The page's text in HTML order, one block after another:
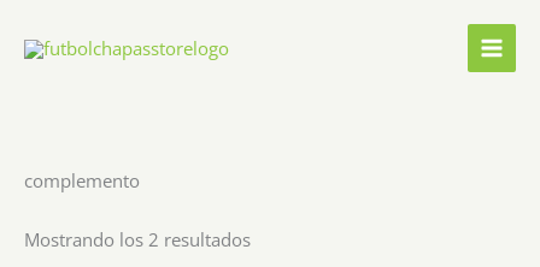
complemento
Mostrando los 2 resultadosOrdenado